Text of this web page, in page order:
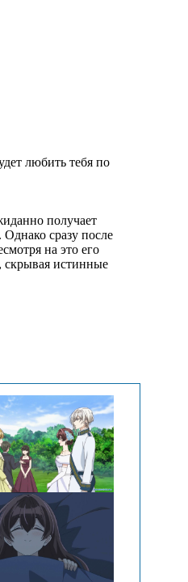
любить тебя по
получает
сразу после
на это его
скрывая истинные